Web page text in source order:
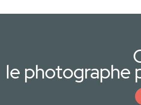
le photographe